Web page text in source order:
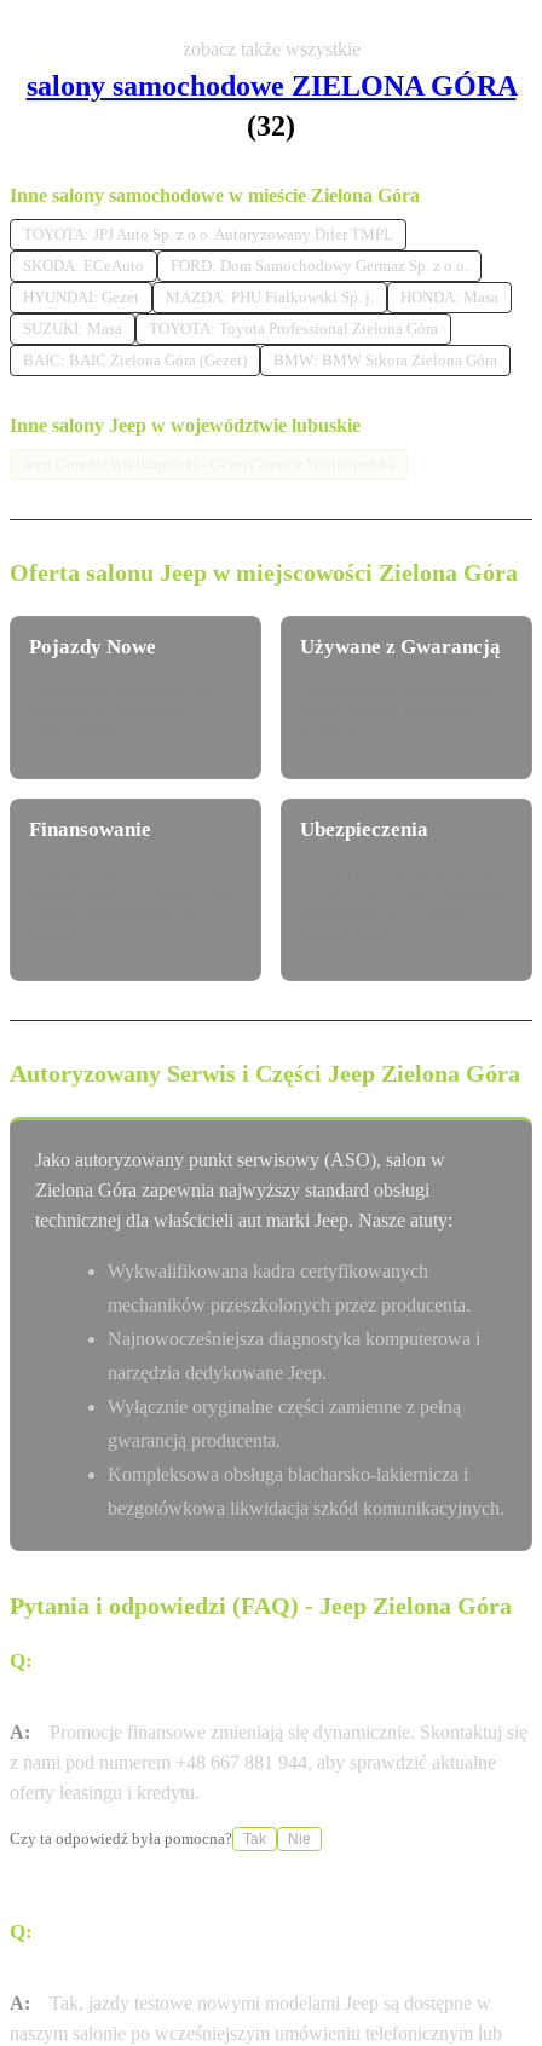
zobacz także wszystkie
salony samochodowe ZIELONA GÓRA
(32)
Inne salony samochodowe w mieście Zielona Góra
TOYOTA: JPJ Auto Sp. z o.o. Autoryzowany Diler TMPL
SKODA: ECeAuto
FORD: Dom Samochodowy Germaz Sp. z o.o.
HYUNDAI: Gezet
MAZDA: PHU Fiałkowski Sp. j.
HONDA: Masa
SUZUKI: Masa
TOYOTA: Toyota Professional Zielona Góra
BAIC: BAIC Zielona Góra (Gezet)
BMW: BMW Sikora Zielona Góra
Inne salony Jeep w województwie lubuskie
Oferta salonu Jeep w miejscowości Zielona Góra
Pojazdy Nowe Używane z Gwarancją
Finansowanie Ubezpieczenia
Autoryzowany Serwis i Części Jeep Zielona Góra
Jako autoryzowany punkt serwisowy (ASO), salon w
Zielona Góra zapewnia najwyższy standard obsługi
technicznej dla właścicieli aut marki Jeep. Nasze atuty:
Wykwalifikowana kadra certyfikowanych
mechaników przeszkolonych przez producenta.
Najnowocześniejsza diagnostyka komputerowa i
narzędzia dedykowane Jeep.
Wyłącznie oryginalne części zamienne z pełną
gwarancją producenta.
Kompleksowa obsługa blacharsko-lakiernicza i
bezgotówkowa likwidacja szkód komunikacyjnych.
Pytania i odpowiedzi (FAQ) - Jeep Zielona Góra
Q:
A:
Promocje finansowe zmieniają się dynamicznie. Skontaktuj się
z nami pod numerem +48 667 881 944, aby sprawdzić aktualne
oferty leasingu i kredytu.
Czy ta odpowiedź była pomocna? Tak Nie
Q:
A:
Tak, jazdy testowe nowymi modelami Jeep są dostępne w
naszym salonie po wcześniejszym umówieniu telefonicznym lub